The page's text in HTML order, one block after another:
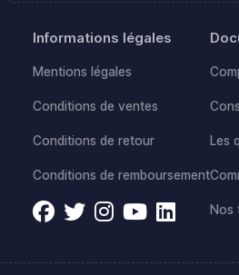
Informations légales
Mentions légales
Conditions de ventes
Conditions de retour
Conditions de remboursement
Les
Nos